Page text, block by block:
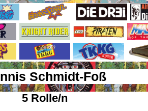
Schmidt-Foß
5 Rolle/n